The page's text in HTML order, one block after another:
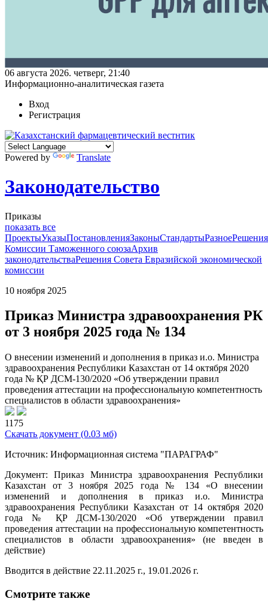
06 августа 2026. четверг, 21:40
Информационно-аналитическая газета
Вход
Регистрация
Powered by Translate
Законодательство
Приказы
показать все
ПроектыУказыПостановленияЗаконыСтандартыРазноеРешения
Комиссии Таможенного союзаАрхив
законодательстваРешения Совета Евразийской экономической
комиссии
10 ноября 2025
Приказ Министра здравоохранения РК
от 3 ноября 2025 года № 134
О внесении изменений и дополнения в приказ и.о. Министра
здравоохранения Республики Казахстан от 14 октября 2020
года № ҚР ДСМ-130/2020 «Об утверждении правил
проведения аттестации на профессиональную компетентность
специалистов в области здравоохранения»
1175
Скачать документ (0.03 мб)
Источник: Информационная система "ПАРАГРАФ"
Документ: Приказ Министра здравоохранения Республики
Казахстан от 3 ноября 2025 года № 134 «О внесении
изменений и дополнения в приказ и.о. Министра
здравоохранения Республики Казахстан от 14 октября 2020
года № ҚР ДСМ-130/2020 «Об утверждении правил
проведения аттестации на профессиональную компетентность
специалистов в области здравоохранения» (не введен в
действие)
Вводится в действие 22.11.2025 г., 19.01.2026 г.
Смотрите также